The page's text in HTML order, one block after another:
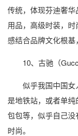
传统，体现芬迪奢
用品，高级时装，
感结合品牌文化根基
10、古驰（Gucci
似乎我国中国
是地铁站，或者单纯
包包等，似乎自己
时尚。